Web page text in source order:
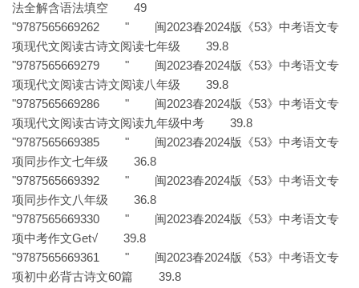
法全解含语法填空 49
"9787565669262 " 闽2023春2024版《53》中考语文专
项现代文阅读古诗文阅读七年级 39.8
"9787565669279 " 闽2023春2024版《53》中考语文专
项现代文阅读古诗文阅读八年级 39.8
"9787565669286 " 闽2023春2024版《53》中考语文专
项现代文阅读古诗文阅读九年级中考 39.8
"9787565669385 " 闽2023春2024版《53》中考语文专
项同步作文七年级 36.8
"9787565669392 " 闽2023春2024版《53》中考语文专
项同步作文八年级 36.8
"9787565669330 " 闽2023春2024版《53》中考语文专
项中考作文Get√ 39.8
"9787565669361 " 闽2023春2024版《53》中考语文专
项初中必背古诗文60篇 39.8